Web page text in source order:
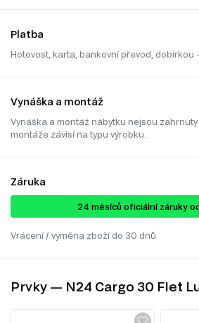
Platba
Hotovost, karta, bankovní převod, dobírkou
Vynáška a montáž
Vynáška a montáž nábytku nejsou
montáže závisí na typu výrobku.
Záruka
24 ​​​​měsíců oficiální záruky
Vrácení / výměna zboží do 30 dnů
Prvky — N24 Cargo 30 Flet